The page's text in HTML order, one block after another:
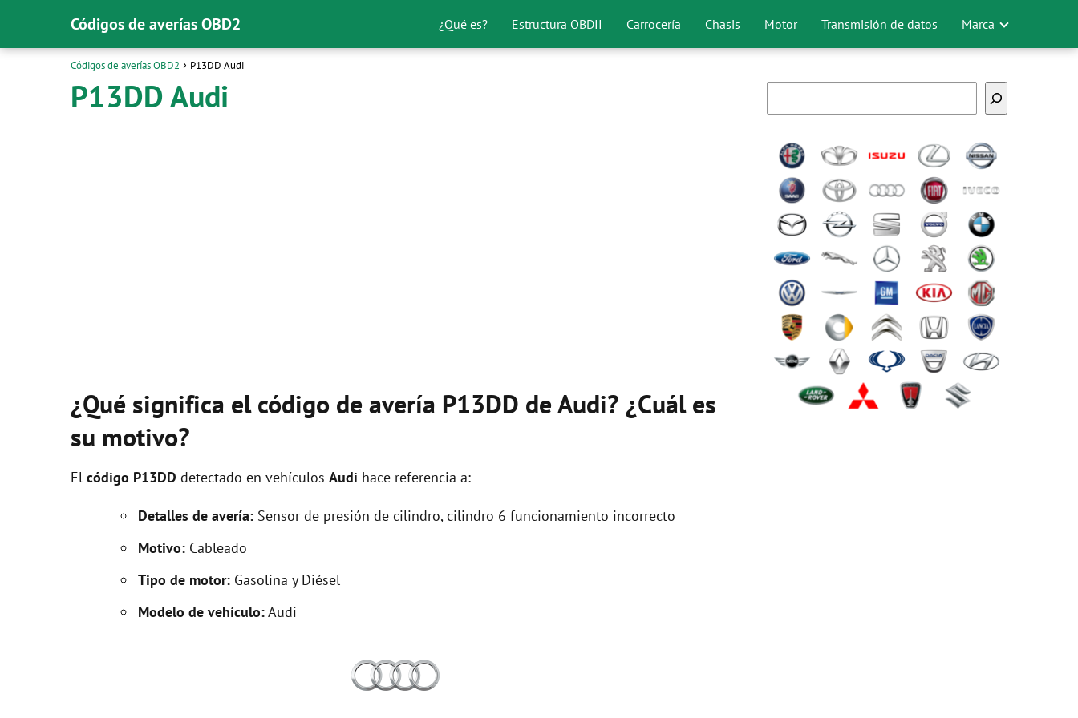
Códigos de averías OBD2 ¿Qué es? Estructura OBDII Carrocería Chasis Motor Transmisión de datos Marca
Códigos de averías OBD2 P13DD Audi
P13DD Audi
¿Qué significa el código de avería P13DD de Audi? ¿Cuál es
su motivo?
El código P13DD detectado en vehículos Audi hace referencia a:
Detalles de avería: Sensor de presión de cilindro, cilindro 6 funcionamiento incorrecto
Motivo: Cableado
Tipo de motor: Gasolina y Diésel
Modelo de vehículo:Audi